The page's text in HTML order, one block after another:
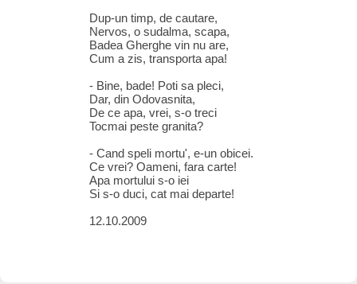
Dup-un timp, de cautare,
Nervos, o sudalma, scapa,
Badea Gherghe vin nu are,
Cum a zis, transporta apa!
- Bine, bade! Poti sa pleci,
Dar, din Odovasnita,
De ce apa, vrei, s-o treci
Tocmai peste granita?
- Cand speli mortu', e-un obicei.
Ce vrei? Oameni, fara carte!
Apa mortului s-o iei
Si s-o duci, cat mai departe!
12.10.2009